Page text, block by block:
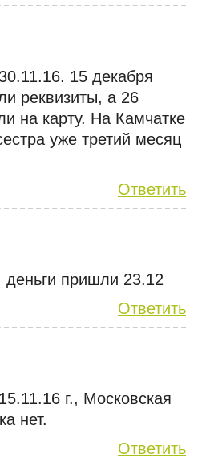
15 декабря
реквизиты, а 26
на карту. На Камчатке
уже третий месяц
Ответить
деньги пришли 23.12
Ответить
г., Московская
нет.
Ответить